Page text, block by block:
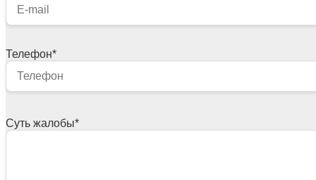
Телефон*
Суть жалобы*